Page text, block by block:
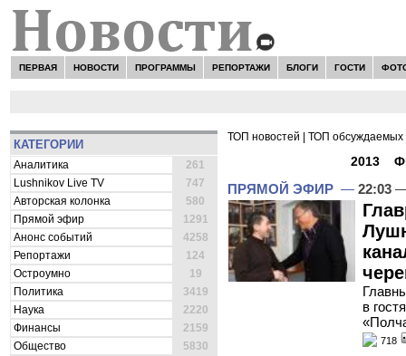
ПЕРВАЯ НОВОСТИ ПРОГРАММЫ РЕПОРТАЖИ БЛОГИ ГОСТИ
КАТЕГОРИИ
Аналитика
261
Lushnikov Live TV
747
Авторская колонка
580
Прямой эфир
1291
Анонс событий
4258
Репортажи
124
Остроумно
19
Политика
3419
Наука
2220
Финансы
2159
Общество
5830
ТОП новостей ТОП обсуждаемых
2013
ПРЯМОЙ ЭФИР — 22:03 —
в
718